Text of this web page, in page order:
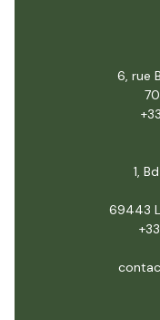
6, rue
1,
69443